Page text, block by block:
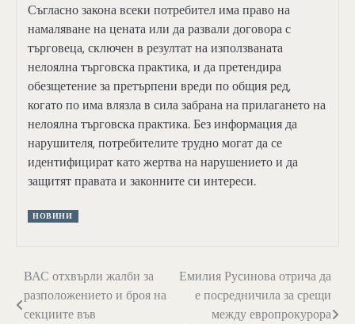
Съгласно закона всеки потребител има право на
намаляване на цената или да развали договора с
търговеца, сключен в резултат на използваната
нелоялна търговска практика, и да претендира
обезщетение за претърпени вреди по общия ред,
когато по има влязла в сила забрана на прилагането на
нелоялна търговска практика. Без информация да
нарушителя, потребителите трудно могат да се
идентифицират като жертва на нарушението и да
защитят правата и законните си интереси.
НОВИНИ
Навигация
ВАС отхвърли жалби за
разположението и броя на
секциите във
Емилия Русинова отрича да
е посредничила за срещи
между европрокурора